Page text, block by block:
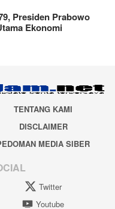
Presiden Prabowo
Ekonomi
TENTANG KAMI
DISCLAIMER
MEDIA SIBER
Twitter
Youtube